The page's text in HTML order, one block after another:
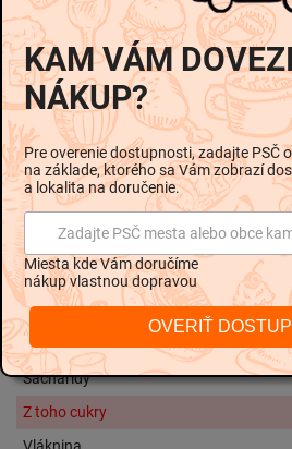
Rekonštituované odstredenémlieko,
glukózo-fruktózový sirup,srvátkav
diglyceridy mastných kyselín
farbivo: amoniakový karamel kakao so
0,1%, instantná káva 0,1%, arómy.
Alergény:
Alergény sú v zložení vyznačené
Nutričné hodnoty na 100g:
Energetická hodnota
Tuky
Z toho nasýtené mastné kyseliny
Sacharidy
Z toho cukry
KAM VÁM
NÁKUP?
Pre overenie dostupnosti, zadajte PSČ
na základe, ktorého sa Vám zobrazí
a lokalita na doručenie.
Zadajte PSČ mesta alebo obce
Miesta kde Vám doručíme
nákup vlastnou dopravou
OVERIŤ